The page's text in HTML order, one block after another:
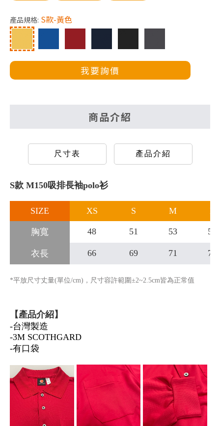
產品規格: S款-黃色
我要詢價
商品介紹
尺寸表 產品介紹
S款 M150吸排長袖polo衫
SIZE XS S M L
胸寬 48 51 53 56
衣長 66 69 71 74
*平放尺寸丈量(單位/cm)，尺寸容許範圍±2~2.5cm皆為正常值
【產品介紹】
-台灣製造
-3M SCOTHGARD
-有口袋